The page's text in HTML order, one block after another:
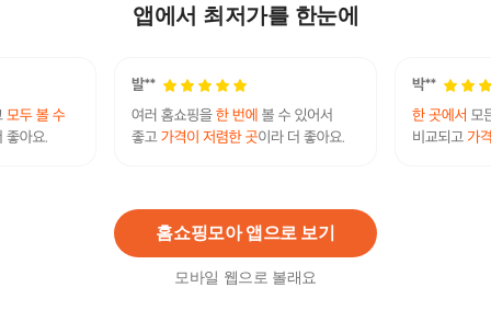
앱에서 최저가를 한눈에
홈쇼핑모아 앱으로 보기
모바일 웹으로 볼래요
스 레가토 지퍼 다이
원
러스 레가토 지퍼 다이
어리 휴대폰 케이스
22,900 원
2 (SM-A526) 5G 다이
어리 지갑 휴대폰 케이
스
15,900
2
어
스
자금대출 바로급전드려요
대포유심